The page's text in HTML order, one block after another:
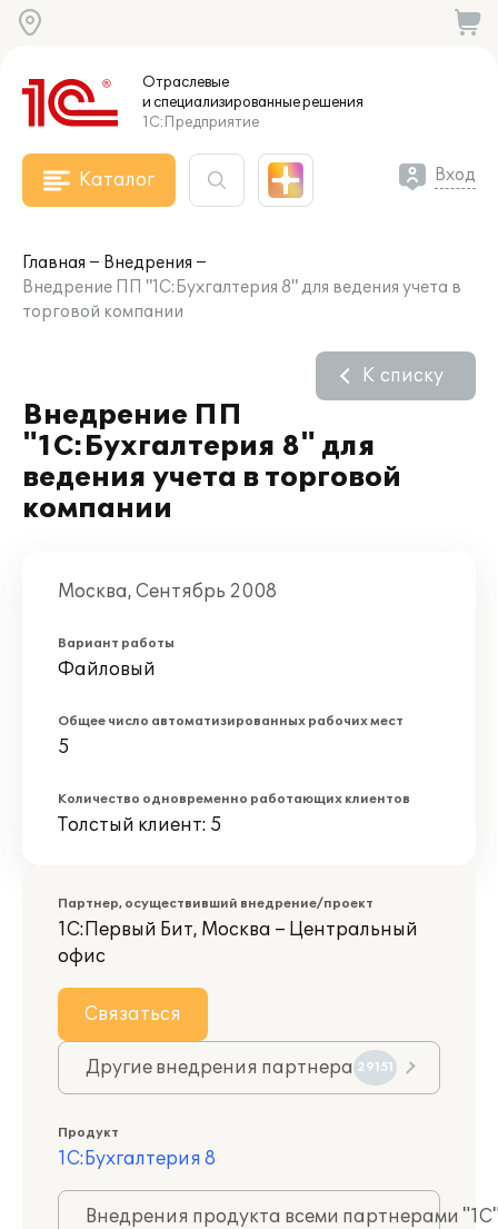
Отраслевые
и специализированныерешения
1С:Предприятие
Каталог Вход
Главная
Внедрения
Внедрение ПП "1С:Бухгалтерия 8" для ведения учета в
торговой компании
Внедрение ПП
"1С:Бухгалтерия 8" для
ведения учета в торговой
компании
К списку
Москва, Сентябрь 2008
Вариант работы
Файловый
Общее число автоматизированных рабочих мест
5
Количество одновременно работающих клиентов
Толстый клиент: 5
Партнер, осуществивший внедрение/проект
1С:Первый Бит, Москва – Центральный
офис
Связаться
Другие внедрения партнера 29151
Продукт
1С:Бухгалтерия 8
Внедрения продукта всеми партнерами